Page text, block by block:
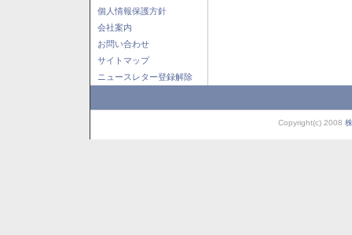
個人情報保護方針
会社案内
お問い合わせ
サイトマップ
ニュースレター登録解除
Copyright(c) 2008